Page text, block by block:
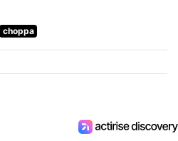
choppa